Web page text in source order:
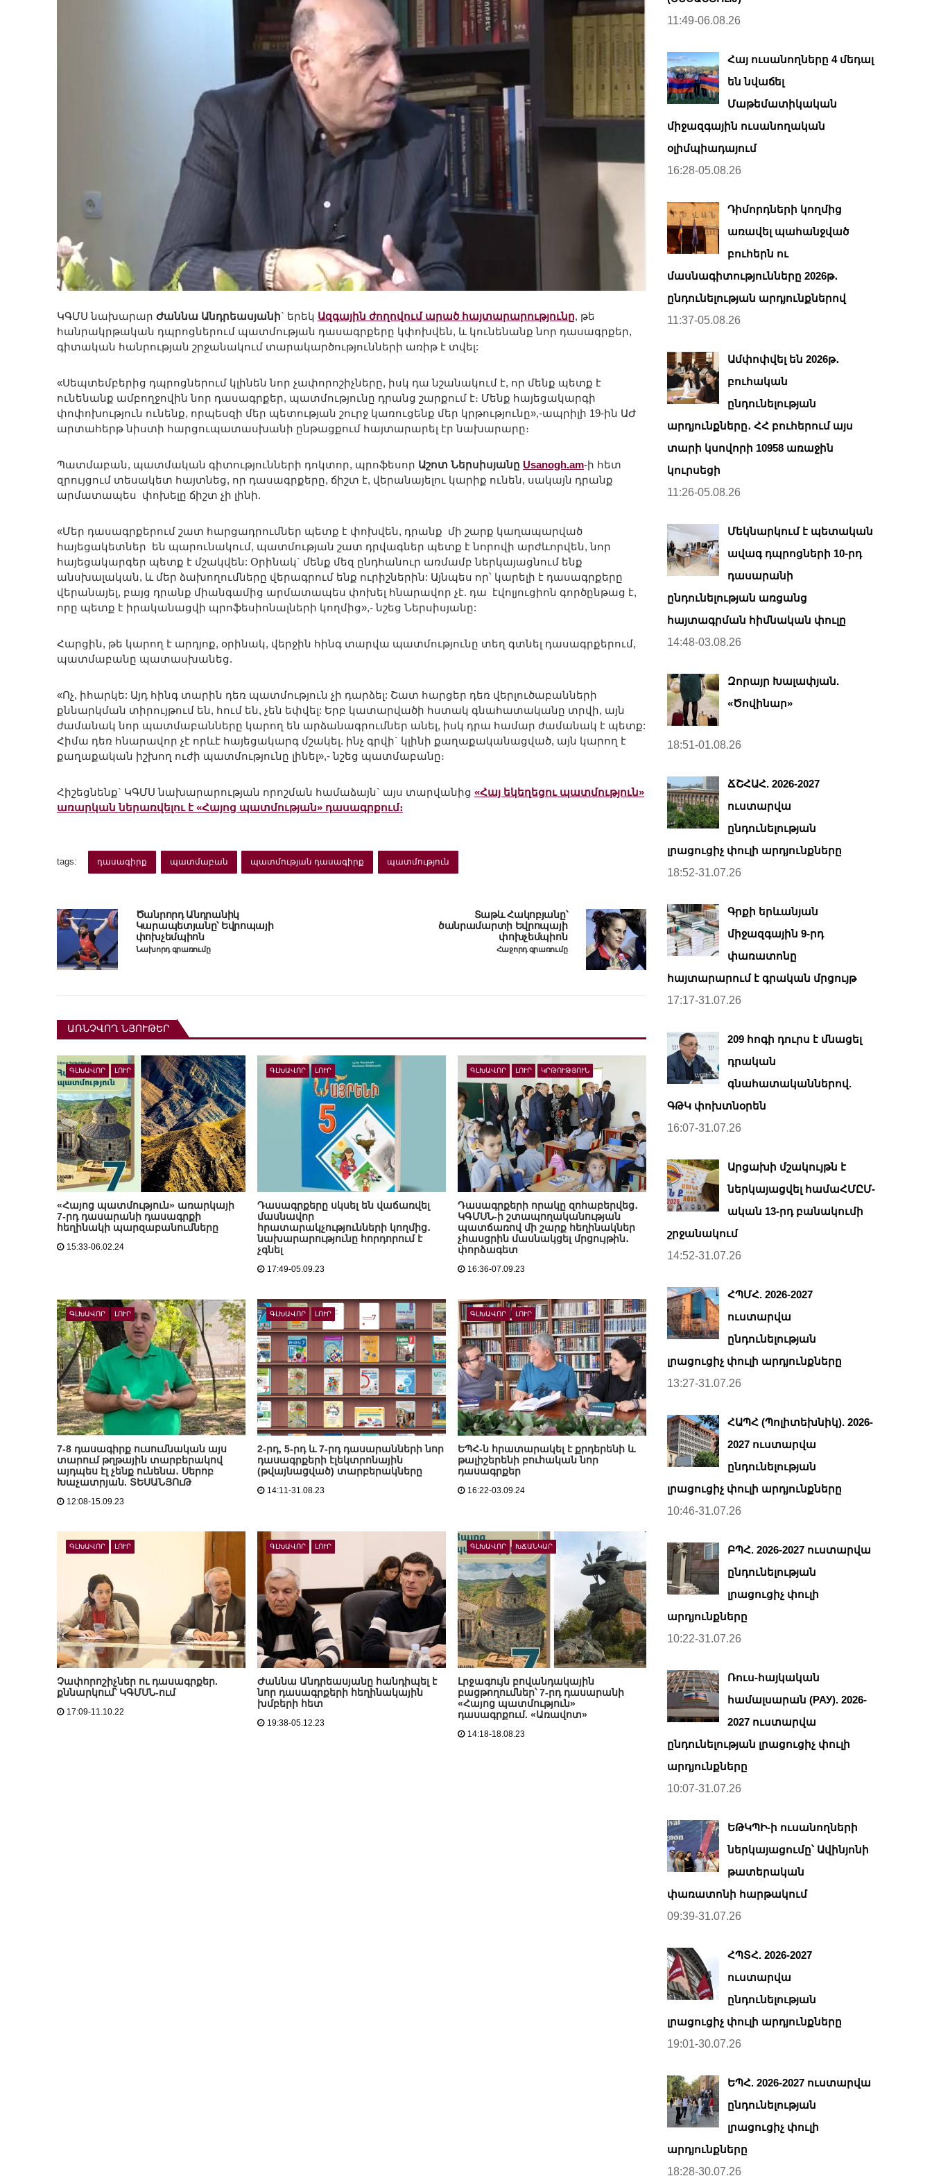
ԿԳՄՍ նախարար Ժաննա Անդրեասյանի` երեկ Ազգային ժողովում արած հայտարարությունը, թե
հանրակրթական դպրոցներում պատմության դասագրքերը կփոխվեն, և կունենանք նոր դասագրքեր,
գիտական հանրության շրջանակում տարակարծությունների առիթ է տվել:
«Սեպտեմբերից դպրոցներում կլինեն նոր չափորոշիչները, իսկ դա նշանակում է, որ մենք պետք է
ունենանք ամբողջովին նոր դասագրքեր, պատմությունը դրանց շարքում է։ Մենք հայեցակարգի
փոփոխություն ունենք, որպեսզի մեր պետության շուրջ կառուցենք մեր կրթությունը»,-ապրիլի 19-ին ԱԺ
արտահերթ նիստի հարցուպատասխանի ընթացքում հայտարարել էր նախարարը։
Պատմաբան, պատմական գիտությունների դոկտոր, պրոֆեսոր Աշոտ Ներսիսյանը Usanogh.am-ի հետ
զրույցում տեսակետ հայտնեց, որ դասագրքերը, ճիշտ է, վերանայելու կարիք ունեն, սակայն դրանք
արմատապես փոխելը ճիշտ չի լինի.
«Մեր դասագրքերում շատ հարցադրումներ պետք է փոխվեն, դրանք մի շարք կաղապարված
հայեցակետներ են պարունակում, պատմության շատ դրվագներ պետք է նորովի արժևորվեն, նոր
հայեցակարգեր պետք է մշակվեն: Օրինակ` մենք մեզ ընդհանուր առմամբ ներկայացնում ենք
անսխալական, և մեր ձախողումները վերագրում ենք ուրիշներին: Այնպես որ՝ կարելի է դասագրքերը
վերանայել, բայց դրանք միանգամից արմատապես փոխել հնարավոր չէ. դա էվոլյուցիոն գործընթաց է,
որը պետք է իրականացվի պրոֆեսիոնալների կողմից»,- նշեց Ներսիսյանը:
Հարցին, թե կարող է արդյոք, օրինակ, վերջին հինգ տարվա պատմությունը տեղ գտնել դասագրքերում,
պատմաբանը պատասխանեց.
«Ոչ, իհարկե: Այդ հինգ տարին դեռ պատմություն չի դարձել: Շատ հարցեր դեռ վերլուծաբանների
քննարկման տիրույթում են, հում են, չեն եփվել: Երբ կատարվածի հստակ գնահատականը տրվի, այն
ժամանակ նոր պատմաբանները կարող են արձանագրումներ անել, իսկ դրա համար ժամանակ է պետք:
Հիմա դեռ հնարավոր չէ որևէ հայեցակարգ մշակել. ինչ գրվի` կլինի քաղաքականացված, այն կարող է
քաղաքական իշխող ուժի պատմությունը լինել»,- նշեց պատմաբանը։
Հիշեցնենք` ԿԳՄՍ նախարարության որոշման համաձայն` այս տարվանից «Հայ եկեղեցու պատմություն»
առարկան ներառվելու է «Հայոց պատմության» դասագրքում։
tags: դասագիրք պատմաբան պատմության դասագիրք պատմություն
Ծանրորդ Անդրանիկ
Կարապետյանը՝ Եվրոպայի
փոխչեմպիոն
Նախորդ գրառումը
Տաթև Հակոբյանը՝
ծանրամարտի Եվրոպայի
փոխչեմպիոն
Հաջորդ գրառումը
ԱՌՆՉՎՈՂ ՆՅՈՒԹԵՐ
ԳԼԽԱՎՈՐ ԼՈՒՐ
«Հայոց պատմություն» առարկայի
7-րդ դասարանի դասագրքի
հեղինակի պարզաբանումները
15:33-06.02.24
ԳԼԽԱՎՈՐ ԼՈՒՐ
Դասագրքերը սկսել են վաճառվել
մասնավոր
հրատարակչությունների կողմից․
նախարարությունը հորդորում է
չգնել
17:49-05.09.23
ԳԼԽԱՎՈՐ ԼՈՒՐ ԿՐԹՈՒԹՅՈՒՆ
Դասագրքերի որակը զոհաբերվեց․
ԿԳՄՍՆ-ի շտապողականության
պատճառով մի շարք հեղինակներ
չհասցրին մասնակցել մրցույթին․
փորձագետ
16:36-07.09.23
ԳԼԽԱՎՈՐ ԼՈՒՐ
7-8 դասագիրք ուսումնական այս
տարում թղթային տարբերակով
այդպես էլ չենք ունենա․ Սերոբ
Խաչատրյան. ՏԵՍԱՆՅՈւԹ
12:08-15.09.23
ԳԼԽԱՎՈՐ ԼՈՒՐ
2-րդ, 5-րդ և 7-րդ դասարանների նոր
դասագրքերի էլեկտրոնային
(թվայնացված) տարբերակները
14:11-31.08.23
ԳԼԽԱՎՈՐ ԼՈՒՐ
ԵՊՀ-ն հրատարակել է քրդերենի և
թալիշերենի բուհական նոր
դասագրքեր
16:22-03.09.24
ԳԼԽԱՎՈՐ ԼՈՒՐ
Չափորոշիչներ ու դասագրքեր.
քննարկում՝ ԿԳՄՍՆ-ում
17:09-11.10.22
ԳԼԽԱՎՈՐ ԼՈՒՐ
Ժաննա Անդրեասյանը հանդիպել է
նոր դասագրքերի հեղինակային
խմբերի հետ
19:38-05.12.23
ԳԼԽԱՎՈՐ ԽՃԱՆԿԱՐ
Լրջագույն բովանդակային
բացթողումներ՝ 7-րդ դասարանի
«Հայոց պատմություն»
դասագրքում. «Առավոտ»
14:18-18.08.23
11:49-06.08.26
Հայ ուսանողները 4 մեդալ
են նվաճել
Մաթեմատիկական
միջազգային ուսանողական
օլիմպիադայում
16:28-05.08.26
Դիմորդների կողմից
առավել պահանջված
բուհերն ու
մասնագիտությունները 2026թ․
ընդունելության արդյունքներով
11:37-05.08.26
Ամփոփվել են 2026թ․
բուհական
ընդունելության
արդյունքները․ ՀՀ բուհերում այս
տարի կսովորի 10958 առաջին
կուրսեցի
11:26-05.08.26
Մեկնարկում է պետական
ավագ դպրոցների 10-րդ
դասարանի
ընդունելության առցանց
հայտագրման հիմնական փուլը
14:48-03.08.26
Զորայր Խալափյան.
«Ծովինար»
18:51-01.08.26
ՃՇՀԱՀ. 2026-2027
ուստարվա
ընդունելության
լրացուցիչ փուլի արդյունքները
18:52-31.07.26
Գրքի երևանյան
միջազգային 9-րդ
փառատոնը
հայտարարում է գրական մրցույթ
17:17-31.07.26
209 հոգի դուրս է մնացել
դրական
գնահատականներով.
ԳԹԿ փոխտնօրեն
16:07-31.07.26
Արցախի մշակույթն է
ներկայացվել համաՀՄԸՄ-
ական 13-րդ բանակումի
շրջանակում
14:52-31.07.26
ՀՊՄՀ. 2026-2027
ուստարվա
ընդունելության
լրացուցիչ փուլի արդյունքները
13:27-31.07.26
ՀԱՊՀ (Պոլիտեխնիկ). 2026-
2027 ուստարվա
ընդունելության
լրացուցիչ փուլի արդյունքները
10:46-31.07.26
ԲՊՀ. 2026-2027 ուստարվա
ընդունելության
լրացուցիչ փուլի
արդյունքները
10:22-31.07.26
Ռուս-հայկական
համալսարան (РАУ). 2026-
2027 ուստարվա
ընդունելության լրացուցիչ փուլի
արդյունքները
10:07-31.07.26
ԵԹԿՊԻ-ի ուսանողների
ներկայացումը՝ Ավինյոնի
թատերական
փառատոնի հարթակում
09:39-31.07.26
ՀՊՏՀ. 2026-2027
ուստարվա
ընդունելության
լրացուցիչ փուլի արդյունքները
19:01-30.07.26
ԵՊՀ. 2026-2027 ուստարվա
ընդունելության
լրացուցիչ փուլի
արդյունքները
18:28-30.07.26